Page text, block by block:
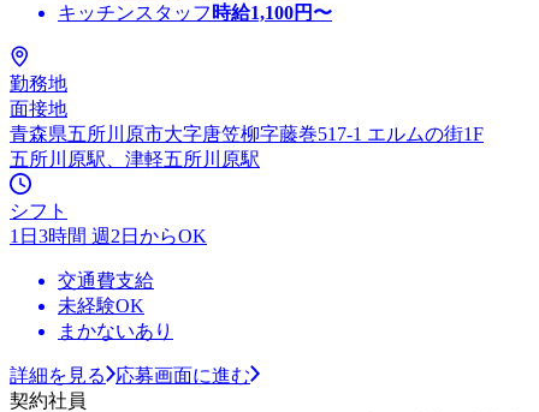
キッチンスタッフ 時給1,100円〜
勤務地
面接地
青森県五所川原市大字唐笠柳字藤巻517-1 エルムの街1F
五所川原駅、津軽五所川原駅
シフト
1日3時間 週2日からOK
交通費支給
未経験OK
まかないあり
詳細を見る
応募画面に進む
契約社員